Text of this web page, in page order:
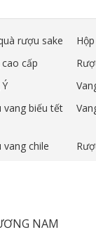
rượu sake
cao cấp
vang biếu tết
vang chile
NAM